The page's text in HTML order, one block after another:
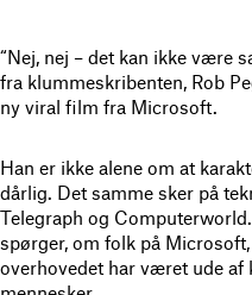
“Nej, nej – det kan ikke være
fra klummeskribenten, Rob
ny viral film fra Microsoft.
Han er ikke alene om at
dårlig. Det samme sker på
Telegraph og
spørger, om folk på
overhovedet har været ude af